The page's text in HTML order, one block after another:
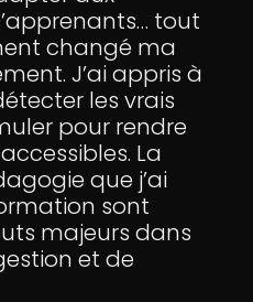
tout
changé ma
J’ai appris à
les vrais
pour rendre
La
que j’ai
sont
majeurs dans
et de